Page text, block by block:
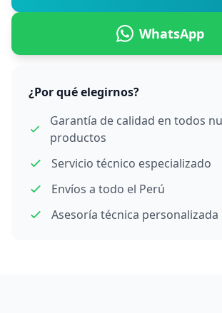
WhatsApp
¿Por qué elegirnos?
Garantía de calidad en todos
productos
Servicio técnico especializado
Envíos a todo el Perú
Asesoría técnica personalizada